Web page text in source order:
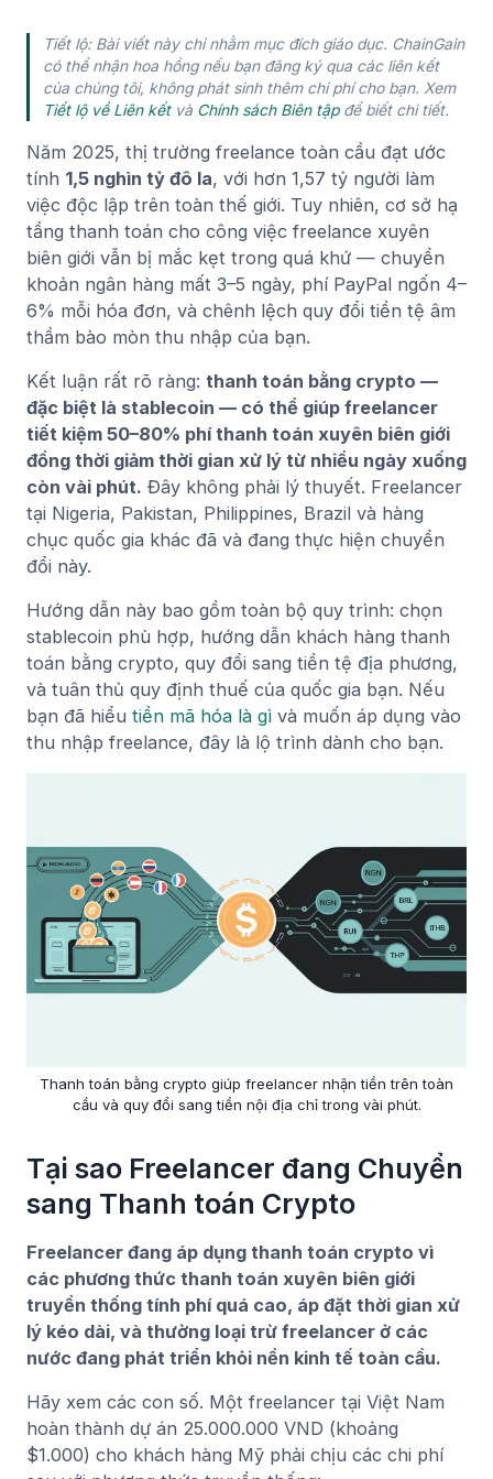
Tiết lộ: Bài viết này chỉ nhằm mục đích giáo dục. ChainGain
có thể nhận hoa hồng nếu bạn đăng ký qua các liên kết
của chúng tôi, không phát sinh thêm chi phí cho bạn. Xem
Tiết lộ về Liên kếtvà Chính sách Biên tậpđể biết chi tiết.
Năm 2025, thị trường freelance toàn cầu đạt ước
tính 1,5 nghìn tỷ đô la, với hơn 1,57 tỷ người làm
việc độc lập trên toàn thế giới. Tuy nhiên, cơ sở hạ
tầng thanh toán cho công việc freelance xuyên
biên giới vẫn bị mắc kẹt trong quá khứ — chuyển
khoản ngân hàng mất 3–5 ngày, phí PayPal ngốn 4–
6% mỗi hóa đơn, và chênh lệch quy đổi tiền tệ âm
thầm bào mòn thu nhập của bạn.
Kết luận rất rõ ràng: thanh toán bằng crypto —
đặc biệt là stablecoin — có thể giúp freelancer
tiết kiệm 50–80% phí thanh toán xuyên biên giới
đồng thời giảm thời gian xử lý từ nhiều ngày xuống
còn vài phút. Đây không phải lý thuyết. Freelancer
tại Nigeria, Pakistan, Philippines, Brazil và hàng
chục quốc gia khác đã và đang thực hiện chuyển
đổi này.
Hướng dẫn này bao gồm toàn bộ quy trình: chọn
stablecoin phù hợp, hướng dẫn khách hàng thanh
toán bằng crypto, quy đổi sang tiền tệ địa phương,
và tuân thủ quy định thuế của quốc gia bạn. Nếu
bạn đã hiểu tiền mã hóa là gì và muốn áp dụng vào
thu nhập freelance, đây là lộ trình dành cho bạn.
Thanh toán bằng crypto giúp freelancer nhận tiền trên toàn
cầu và quy đổi sang tiền nội địa chỉ trong vài phút.
Tại sao Freelancer đang Chuyển
sang Thanh toán Crypto
Freelancer đang áp dụng thanh toán crypto vì
các phương thức thanh toán xuyên biên giới
truyền thống tính phí quá cao, áp đặt thời gian xử
lý kéo dài, và thường loại trừ freelancer ở các
nước đang phát triển khỏi nền kinh tế toàn cầu.
Hãy xem các con số. Một freelancer tại Việt Nam
hoàn thành dự án 25.000.000 VND (khoảng
$1.000) cho khách hàng Mỹ phải chịu các chi phí